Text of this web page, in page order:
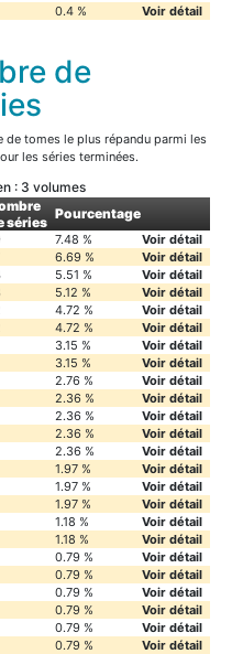
0.4 % Voir détail
de
tomes le plus répandu parmi les
les séries terminées.
: 3 volumes
séries
Pourcentage
7.48 %
Voir détail
6.69 %
Voir détail
5.51 %
Voir détail
5.12 %
Voir détail
4.72 %
Voir détail
4.72 %
Voir détail
3.15 %
Voir détail
3.15 %
Voir détail
2.76 %
Voir détail
2.36 %
Voir détail
2.36 %
Voir détail
2.36 %
Voir détail
2.36 %
Voir détail
1.97 %
Voir détail
1.97 %
Voir détail
1.97 %
Voir détail
1.18 %
Voir détail
1.18 %
Voir détail
0.79 %
Voir détail
0.79 %
Voir détail
0.79 %
Voir détail
0.79 %
Voir détail
0.79 %
Voir détail
0.79 %
Voir détail